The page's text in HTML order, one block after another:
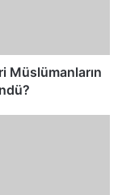
Müslümanların